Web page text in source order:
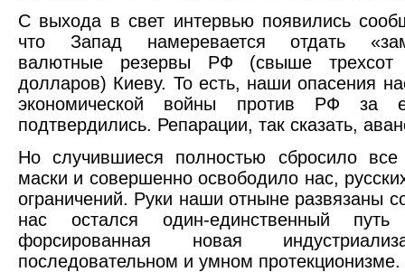
С выхода в свет интервью появились
что Запад намеревается отдать
валютные резервы РФ (свыше трехсот
долларов) Киеву. То есть, наши опасения
экономической войны против РФ за
подтвердились. Репарации, так сказать,
Но случившиеся полностью сбросило
маски и совершенно освободило нас,
ограничений. Руки наши отныне развязаны
нас остался один-единственный
форсированная новая
последовательном и умном протекционизме.